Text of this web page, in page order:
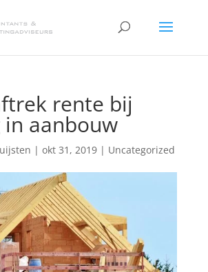
rente bij
aanbouw
| okt 31, 2019| Uncategorized